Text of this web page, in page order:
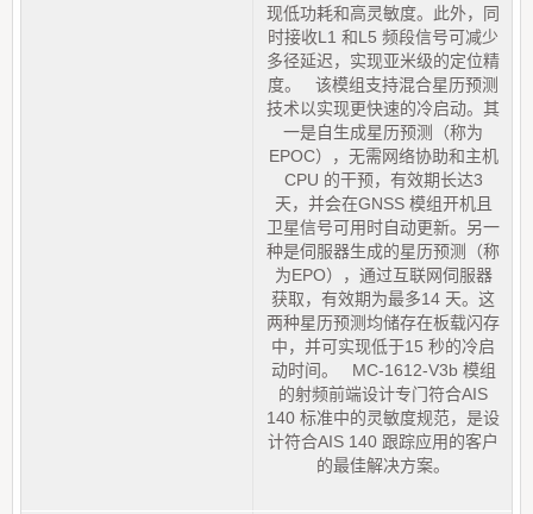
现低功耗和高灵敏度。此外，同
时接收L1 和L5 频段信号可减少
多径延迟，实现亚米级的定位精
度。 该模组支持混合星历预测
技术以实现更快速的冷启动。其
一是自生成星历预测（称为
EPOC），无需网络协助和主机
CPU 的干预，有效期长达3
天，并会在GNSS 模组开机且
卫星信号可用时自动更新。另一
种是伺服器生成的星历预测（称
为EPO），通过互联网伺服器
获取，有效期为最多14 天。这
两种星历预测均储存在板载闪存
中，并可实现低于15 秒的冷启
动时间。 MC-1612-V3b 模组
的射频前端设计专门符合AIS
140 标准中的灵敏度规范，是设
计符合AIS 140 跟踪应用的客户
的最佳解决方案。